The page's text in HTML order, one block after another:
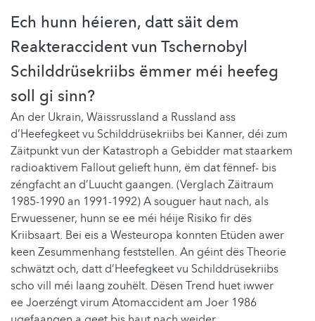
Ech hunn héieren, datt säit dem
Reakteraccident vun Tschernobyl
Schilddrüsekriibs ëmmer méi heefeg
soll gi sinn?
An der Ukrain, Wäissrussland a Russland ass
d’Heefegkeet vu Schilddrüsekriibs bei Kanner, déi zum
Zäitpunkt vun der Katastroph a Gebidder mat staarkem
radioaktivem Fallout gelieft hunn, ëm dat fënnef- bis
zéngfacht an d’Luucht gaangen. (Verglach Zäitraum
1985-1990 an 1991-1992) A souguer haut nach, als
Erwuessener, hunn se ee méi héije Risiko fir dës
Kriibsaart. Bei eis a Westeuropa konnten Etüden awer
keen Zesummenhang feststellen. An géint dës Theorie
schwätzt och, datt d’Heefegkeet vu Schilddrüsekriibs
scho vill méi laang zouhëlt. Dësen Trend huet iwwer
ee Joerzéngt virum Atomaccident am Joer 1986